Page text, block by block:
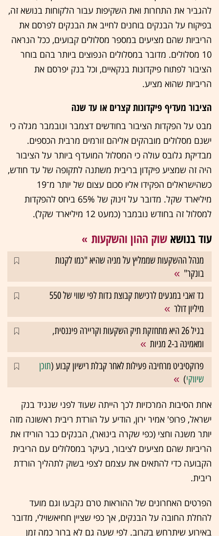
להגביר את התחרות ואת השקיפות עבור הלקוחות בנושא זה,
בפיקוח על הבנקים בוחנים לחייב את הבנקים לפרסם את
הריביות שהם מציעים במספר מסלולים קבועים, ככל הנראה
10 מסלולים. מדובר במסלולים הנפוצים ביותר בהם בוחר
הציבור לפתוח פיקדונות בנקאיים, וכל בנק יפרסם את
הריביות שהוא מציע.
הציבור מעדיף פיקדונות קצרים או עד שנה
מבט על הפקדות הציבור בחודשים דצמבר ונובמבר מגלה כי
ישנם מסלולים מובהקים אליהם זורמים מרבית הכספים.
מבדיקת גלובס עולה כי המסלול המועדף ביותר על הציבור
היה זה שמציע פיקדון בריבית משתנה לתקופה של עד חודש,
כשהישראלים הפקידו אליו סכום עצום של יותר מ־19
מיליארד שקל. מדובר על זינוק של 65% ביחס להפקדות
למסלול זה בחודש נובמבר (כמעט 12 מיליארד שקל).
עוד בנושא שוק ההון והשקעות
מנהל ההשקעות שממליץ על מניה שהיא "כמו לקנות
בונקר"
גד זאבי במגעים לרכישת קבוצת גדות לפי שווי של 550
מיליון דולר
בגיל 26 היא מתחזקת תיק השקעות וקריירה פיננסית,
ומאמינה ב-2 מניות
פרוקסיביט מרחיבה פעילות לאחר קבלת רישיון קבוע (תוכן
שיווקי)
אחת הסיבות המרכזיות לכך הייתה שעוד לפני שנגיד בנק
ישראל, פרופ' אמיר ירון, הודיע על הורדת ריבית ראשונה מזה
יותר משנה וחצי (כפי שקרה בינואר), הבנקים כבר הורידו את
הריביות שהם מציעים לציבור, בעיקר במסלולים עם הריבית
הקבועה כדי להתאים את עצמם לצפי בשוק לתהליך הורדת
ריבית.
הפרטים האחרונים של ההוראות טרם נקבעו וגם מועד
להחלת החובה על הבנקים, אך כפי שציין חחיאשוילי, מדובר
באירוע שיתרחש בקרוב. לפי שעה גם לא ברור כמה זמן